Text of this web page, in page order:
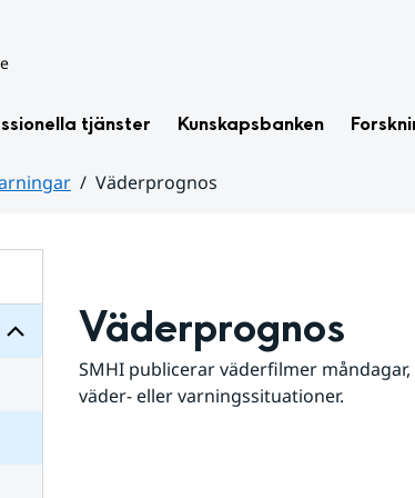
tjänster Kunskapsbanken
Väderprognos
för
Väderprognos
SMHI publicerar väderfilmer
väder- eller varningssituationer.